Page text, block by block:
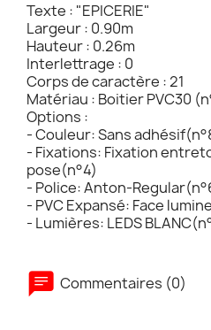
Texte : "EPICERIE"
Largeur : 0.90m
Hauteur : 0.26m
Interlettrage : 0
Corps de caractère : 21
Matériau : Boitier PVC30
Options :
- Couleur: Sans
- Fixations: Fixation
pose(n°4)
- Police: Anton-
- PVC Expansé: Face
- Lumières: LEDS
Commentaires (0)